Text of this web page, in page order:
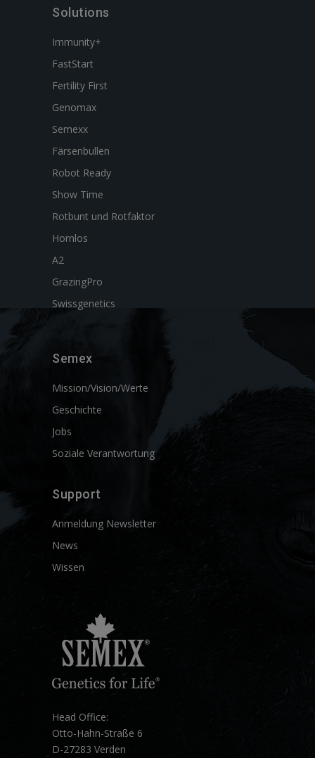
Solutions
Immunity+
FastStart
Fertility First
Genomax
Semexx
Färsenbullen
Robot Ready
Show Time
Rotbunt und Rotfaktor
Hornlos
A2
GrazingPro
Swissgenetics
Semex
Mission/Vision/Werte
Geschichte
Jobs
Soziale Verantwortung
Support
Anmeldung Newsletter
News
Wissen
Head Office:
Otto-Hahn-Straße 6
D-27283 Verden